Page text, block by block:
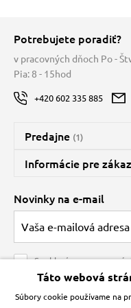
Potrebujete poradiť?
v pracovných dňoch Po -
Pia: 8 - 15hod
+420 602 335 885
Predajne (1)
Predajňa a sklad
Bohužiaľ,
Informácie pre
O spoločnosti
Veľkoobchod
Obchodné podmienky
Kontakt
Podmienky ochrany
Novinky na e-mail
Souhlasím se
ochrany osobních údajů
Krmiva Pučálka na
Táto webová
Súbory cookie používame na